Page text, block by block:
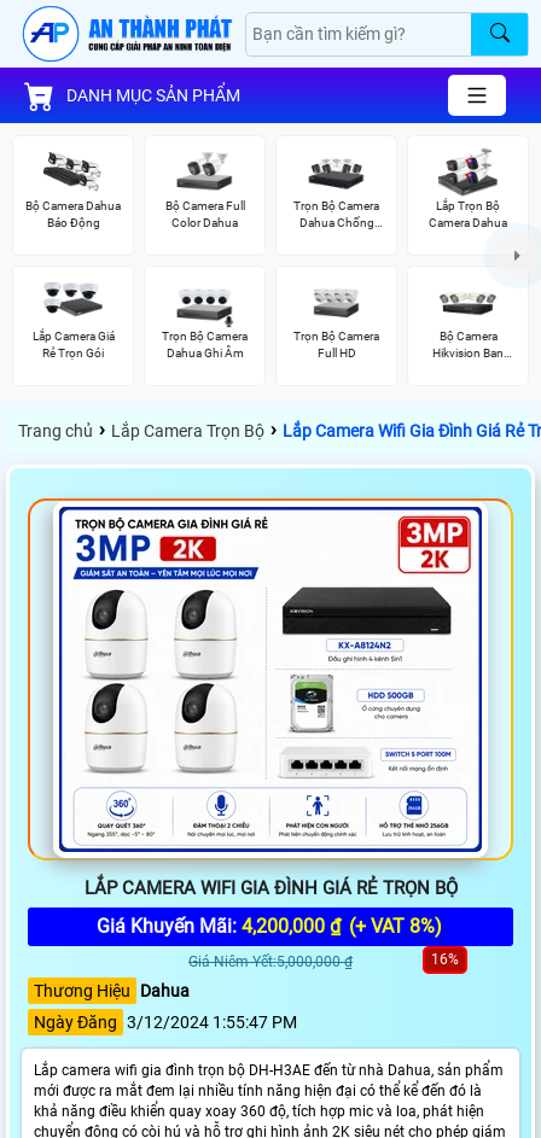
DANH MỤC SẢN PHẨM
Bộ Camera Dahua
Báo Động
Bộ Camera Full
Color Dahua
Trọn Bộ Camera
Dahua Chống
Lắp Trọn Bộ
Camera Dahua
Lắp Camera Giá
Rẻ Trọn Gói
Trọn Bộ Camera
Dahua Ghi Âm
Trọn Bộ Camera
Full HD
Bộ Camera
Hikvision Ban
Trang chủ › Lắp Camera Trọn Bộ › Lắp Camera Wifi Gia Đình Giá Rẻ
LẮP CAMERA WIFI GIA ĐÌNH GIÁ RẺ TRỌN BỘ
Giá Khuyến Mãi: 4,200,000 ₫ (+ VAT 8%)
Giá Niêm Yết:5,000,000 ₫ 16%
Thương Hiệu
Dahua
Ngày Đăng 3/12/2024 1:55:47 PM
Lắp camera wifi gia đình trọn bộ DH-H3AE đến từ nhà Dahua, sản phẩm
mới được ra mắt đem lại nhiều tính năng hiện đại có thể kể đến đó là
khả năng điều khiển quay xoay 360 độ, tích hợp mic và loa, phát hiện
chuyển động có còi hú và hỗ trợ ghi hình ảnh 2K siêu nét cho phép giám